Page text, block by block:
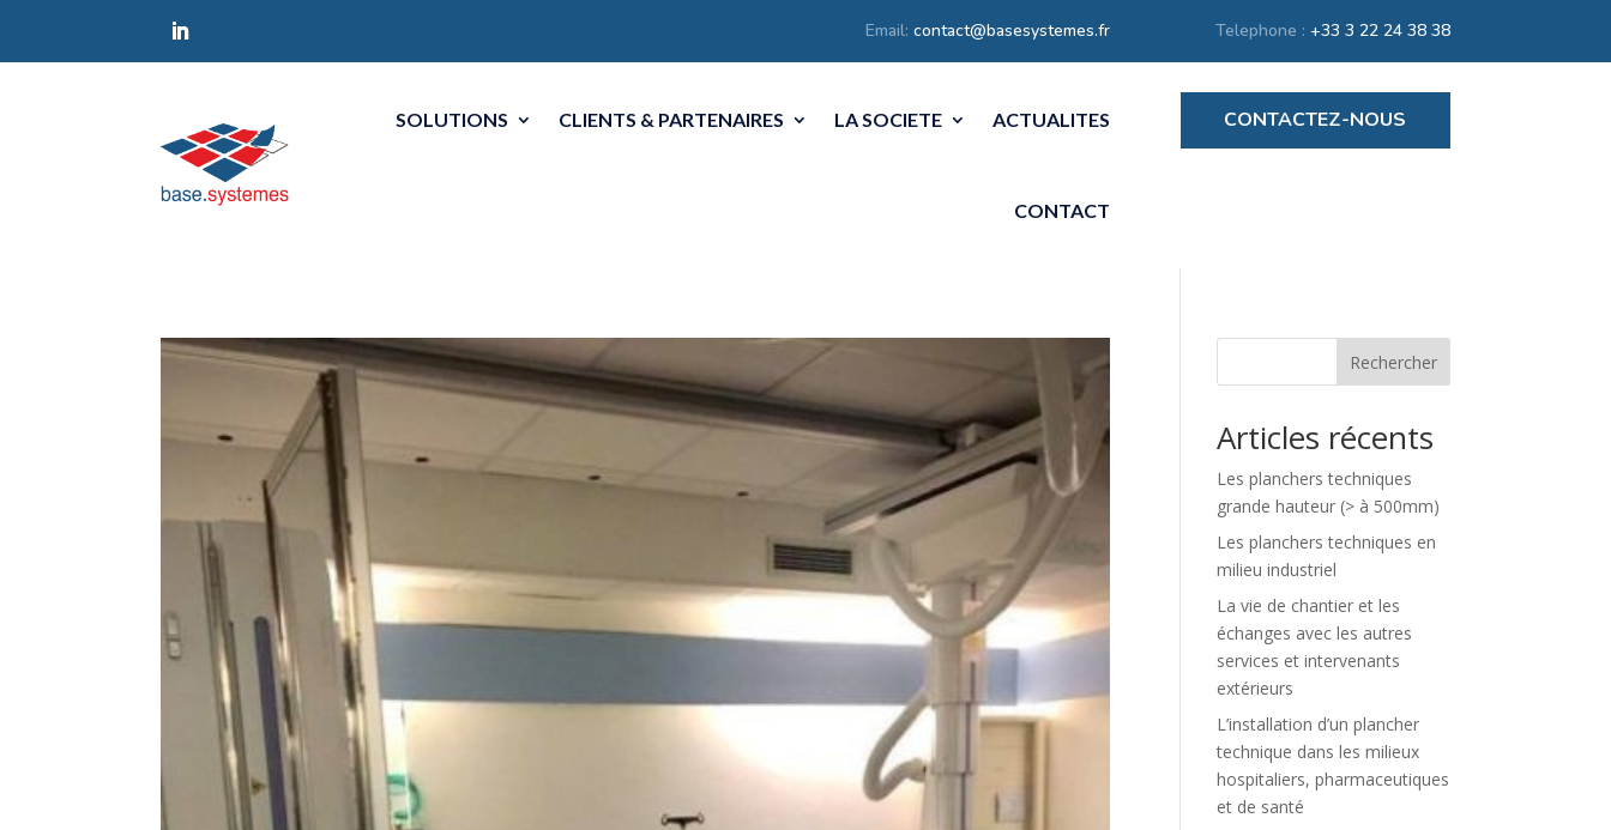
Email: contact@basesystemes.fr Telephone : +33 3 22 24 38 38
SOLUTIONS CLIENTS & PARTENAIRES LA SOCIETE ACTUALITES
CONTACT
CONTACTEZ-NOUS
Rechercher
Articles récents
Les planchers techniques
grande hauteur (> à 500mm)
Les planchers techniques en
milieu industriel
La vie de chantier et les
échanges avec les autres
services et intervenants
extérieurs
L’installation d’un plancher
technique dans les milieux
hospitaliers, pharmaceutiques
et de santé